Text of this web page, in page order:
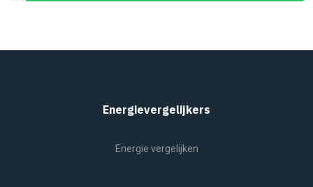
Energievergelijkers
Energie vergelijken